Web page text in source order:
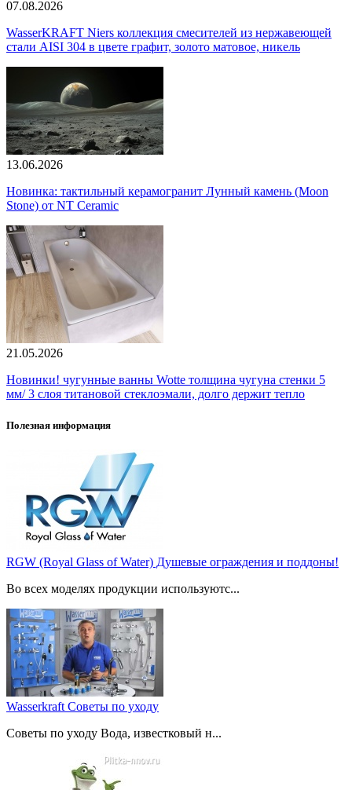
07.08.2026
WasserKRAFT Niers коллекция смесителей из нержавеющей
стали AISI 304 в цвете графит, золото матовое, никель
13.06.2026
Новинка: тактильный керамогранит Лунный камень (Moon
Stone) от NT Ceramic
21.05.2026
Новинки! чугунные ванны Wotte толщина чугуна стенки 5
мм/ 3 слоя титановой стеклоэмали, долго держит тепло
Полезная информация
RGW (Royal Glass of Water) Душевые ограждения и поддоны!
Во всех моделях продукции используютс...
Wasserkraft Советы по уходу
Советы по уходу Вода, известковый н...